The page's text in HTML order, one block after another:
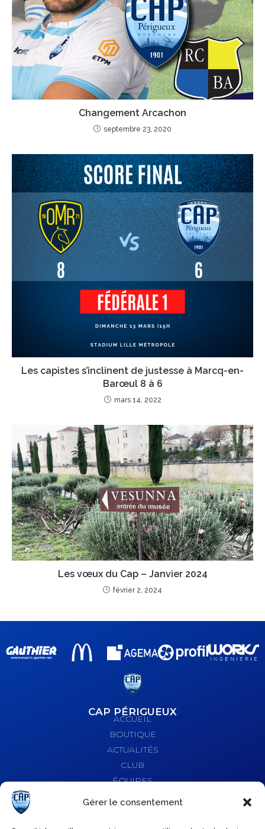
Gérer le consentement
Changement Arcachon
septembre 23, 2020
Les capistes s’inclinent de justesse à Marcq-en-
Barœul 8 à 6
mars 14, 2022
Les vœux du Cap – Janvier 2024
février 2, 2024
CAP PÉRIGUEUX
ACCUEIL
BOUTIQUE
ACTUALITÉS
CLUB
ÉQUIPES
SERVICES